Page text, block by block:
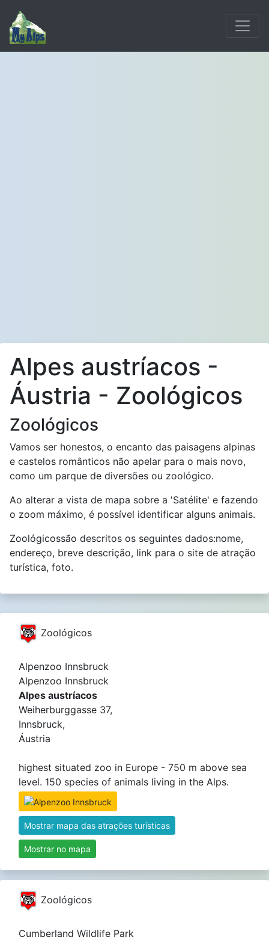
Alpes austríacos -
Áustria - Zoológicos
Zoológicos
Vamos ser honestos, o encanto das paisagens alpinas
e castelos românticos não apelar para o mais novo,
como um parque de diversões ou zoológico.
Ao alterar a vista de mapa sobre a 'Satélite' e fazendo
o zoom máximo, é possível identificar alguns animais.
Zoológicossão descritos os seguintes dados:nome,
endereço, breve descrição, link para o site de atração
turística, foto.
Zoológicos
Alpenzoo Innsbruck
Alpenzoo Innsbruck
Alpes austríacos
Weiherburggasse 37,
Innsbruck,
Áustria
highest situated zoo in Europe - 750 m above sea
level. 150 species of animals living in the Alps.
Mostrar mapa das atrações turísticas
Mostrar no mapa
Zoológicos
Cumberland Wildlife Park